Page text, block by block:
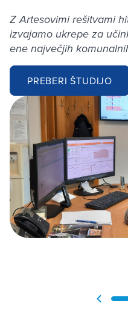
Z Artesovimi rešitvami
izvajamo ukrepe za
ene največjih
PREBERI ŠTUDIJO